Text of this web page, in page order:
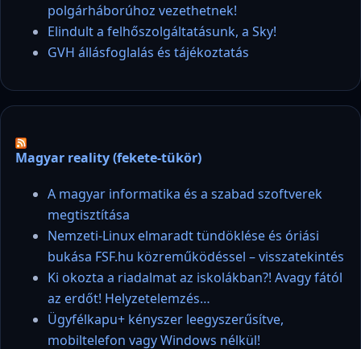
polgárháborúhoz vezethetnek!
Elindult a felhőszolgáltatásunk, a Sky!
GVH állásfoglalás és tájékoztatás
Magyar reality (fekete-tükör)
A magyar informatika és a szabad szoftverek
megtisztítása
Nemzeti-Linux elmaradt tündöklése és óriási
bukása FSF.hu közreműködéssel – visszatekintés
Ki okozta a riadalmat az iskolákban?! Avagy fától
az erdőt! Helyzetelemzés…
Ügyfélkapu+ kényszer leegyszerűsítve,
mobiltelefon vagy Windows nélkül!